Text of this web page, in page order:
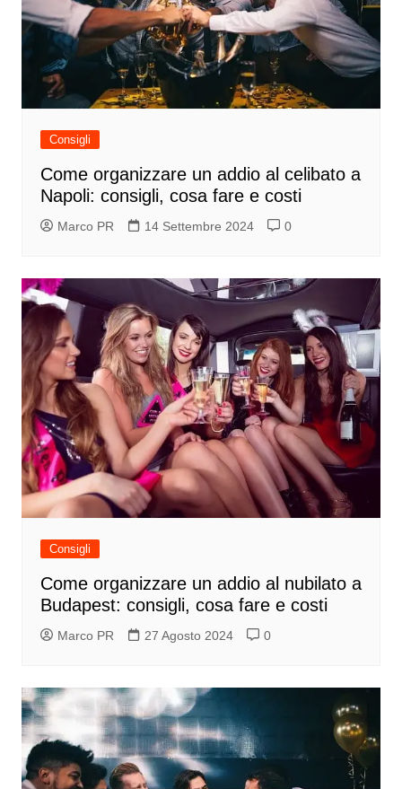
Consigli
Come organizzare un addio al celibato a
Napoli: consigli, cosa fare e costi
Marco PR 14 Settembre 2024 0
Consigli
Come organizzare un addio al nubilato a
Budapest: consigli, cosa fare e costi
Marco PR 27 Agosto 2024 0